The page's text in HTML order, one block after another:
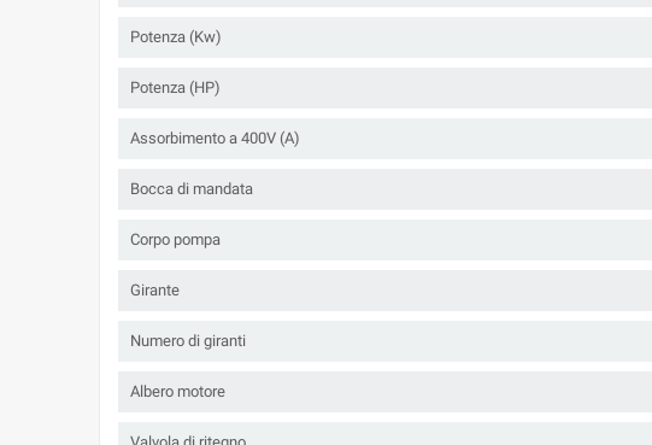
Potenza (Kw)
Potenza (HP)
Assorbimento a 400V (A)
Bocca di mandata
Corpo pompa
Girante
Numero di giranti
Albero motore